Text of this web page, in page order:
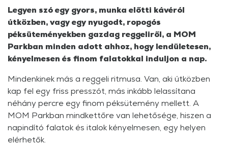
Legyen szó egy gyors, munka előtti kávéról
útközben, vagy egy nyugodt, ropogós
péksüteményekben gazdag reggeliről, a MOM
Parkban minden adott ahhoz, hogy lendületesen,
kényelmesen és finom falatokkal induljon a nap.
Mindenkinek más a reggeli ritmusa. Van, aki útközben
kap fel egy friss presszót, más inkább lelassítana
néhány percre egy finom péksütemény mellett. A
MOM Parkban mindkettőre van lehetősége, hiszen a
napindító falatok és italok kényelmesen, egy helyen
elérhetők.